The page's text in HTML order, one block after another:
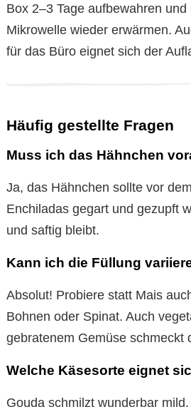
Box 2–3 Tage aufbewahren
Mikrowelle wieder erwärmen.
für das Büro eignet sich der
Häufig gestellte Fragen
Muss ich das Hähnchen
Ja, das Hähnchen sollte vor
Enchiladas gegart und gezupft
und saftig bleibt.
Kann ich die Füllung
Absolut! Probiere statt Mais
Bohnen oder Spinat. Auch
gebratenem Gemüse schmeckt
Welche Käsesorte eignet
Gouda schmilzt wunderbar